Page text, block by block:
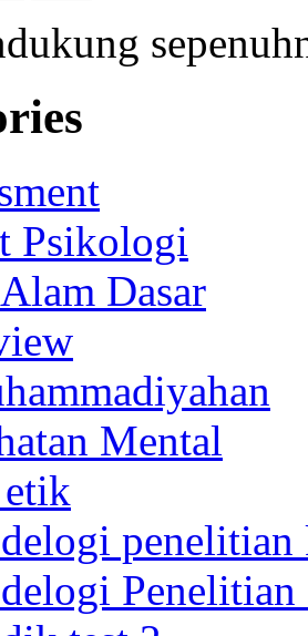
Psikologi
Dasar
Mental